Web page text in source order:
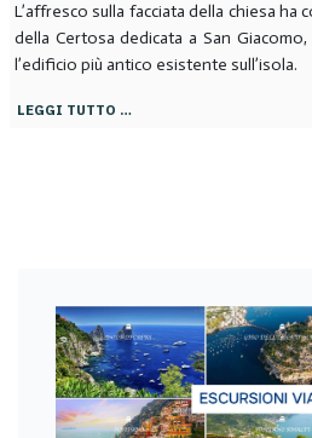
L’affresco sulla facciata della chiesa ha
della Certosa dedicata a San
l’edificio più antico esistente sull’isola.
LEGGI TUTTO …